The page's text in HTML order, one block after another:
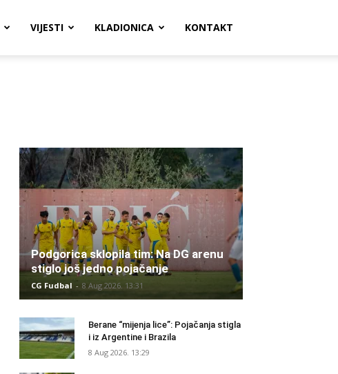
VIJESTI KLADIONICA KONTAKT
Podgorica sklopila tim: Na DG arenu
stiglo još jedno pojačanje
CG Fudbal - 8 Aug 2026. 13:31
Berane “mijenja lice”: Pojačanja stigla
i iz Argentine i Brazila
8 Aug 2026. 13:29